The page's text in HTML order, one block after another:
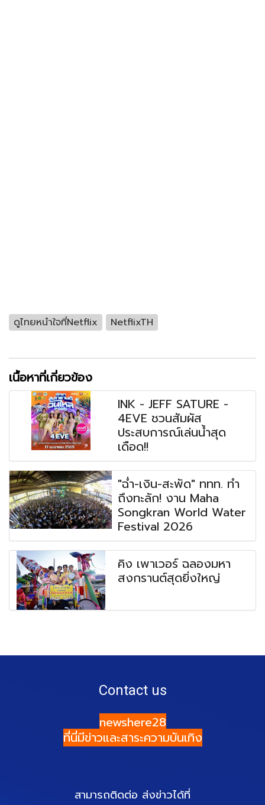
ดูไทยหนำใจที่Netflix NetflixTH
เนื้อหาที่เกี่ยวข้อง
INK - JEFF SATURE -
4EVE ชวนสัมผัส
ประสบการณ์เล่นน้ำสุด
เดือด!!
"ฉ่ำ-เงิน-สะพัด" ททท. ทำ
ถึงทะลัก! งาน Maha
Songkran World Water
Festival 2026
คิง เพาเวอร์ ฉลองมหา
สงกรานต์สุดยิ่งใหญ่
Contact us
newshere28
ที่นี่มีข่าวและสาระความบันเทิง
สามารถติดต่อ ส่งข่าวได้ที่